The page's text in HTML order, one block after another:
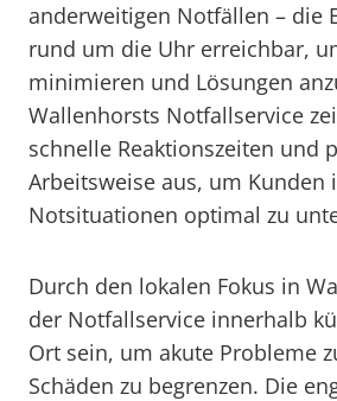
anderweitigen Notfällen – die
rund um die Uhr erreichbar,
minimieren und Lösungen
Wallenhorsts Notfallservice
schnelle Reaktionszeiten und
Arbeitsweise aus, um Kunden
Notsituationen optimal zu
Durch den lokalen Fokus in
der Notfallservice innerhalb
Ort sein, um akute Probleme
Schäden zu begrenzen. Die